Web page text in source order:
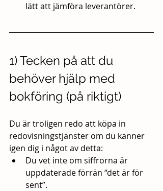
lätt att jämföra leverantörer.
1) Tecken på att du
behöver hjälp med
bokföring (på riktigt)
Du är troligen redo att köpa in
redovisningstjänster om du känner
igen dig i något av detta:
Du vet inte om siffrorna är
uppdaterade förrän “det är för
sent”.